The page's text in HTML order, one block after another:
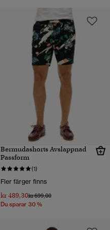
Bermudashorts Avslappnad
Passform
(1)
Fler färger finns
kr 489,30Pris reducerat från
kr 699,00till
Du sparar 30 %